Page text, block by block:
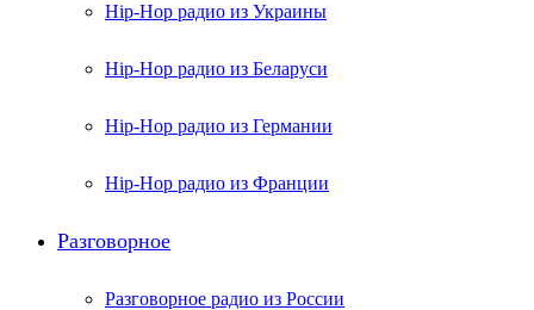
Hip-Hop радио из Украины
Hip-Hop радио из Беларуси
Hip-Hop радио из Германии
Hip-Hop радио из Франции
Разговорное
Разговорное радио из России